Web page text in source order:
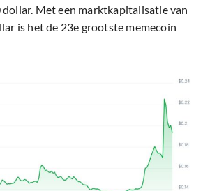
Met een marktkapitalisatie van
is het de 23e grootste memecoin